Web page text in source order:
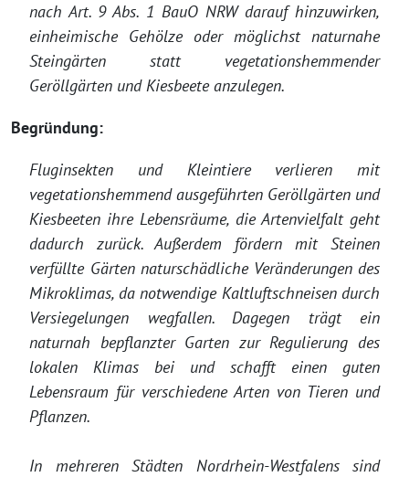
nach Art. 9 Abs. 1 BauO NRW darauf hinzuwirken,
einheimische Gehölze oder möglichst naturnahe
Steingärten statt vegetationshemmender
Geröllgärten und Kiesbeete anzulegen.
Begründung:
Fluginsekten und Kleintiere verlieren mit
vegetationshemmend ausgeführten Geröllgärten und
Kiesbeeten ihre Lebensräume, die Artenvielfalt geht
dadurch zurück. Außerdem fördern mit Steinen
verfüllte Gärten naturschädliche Veränderungen des
Mikroklimas, da notwendige Kaltluftschneisen durch
Versiegelungen wegfallen. Dagegen trägt ein
naturnah bepflanzter Garten zur Regulierung des
lokalen Klimas bei und schafft einen guten
Lebensraum für verschiedene Arten von Tieren und
Pflanzen.
In mehreren Städten Nordrhein-Westfalens sind